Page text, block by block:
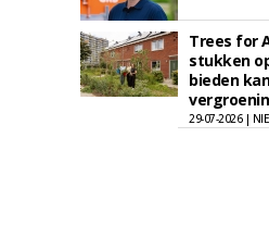
Trees for
stukken
bieden
29-07-2026 |